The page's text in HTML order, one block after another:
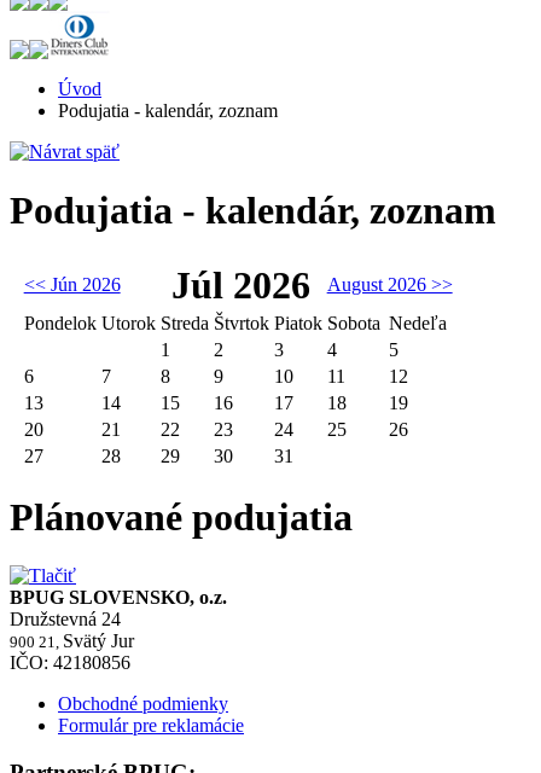
Úvod
Podujatia - kalendár, zoznam
Podujatia - kalendár, zoznam
<< Jún 2026 Júl 2026
August 2026 >>
Pondelok Utorok Streda Štvrtok Piatok Sobota Nedeľa
1
2 3 4
5
6
7 8 9 10 11
12
13
14 15 16 17 18
19
20
21 22 23 24 25
26
27
28 29 30 31
Plánované podujatia
BPUG SLOVENSKO, o.z.
Družstevná 24
900 21, Svätý Jur
IČO: 42180856
Obchodné podmienky
Formulár pre reklamácie